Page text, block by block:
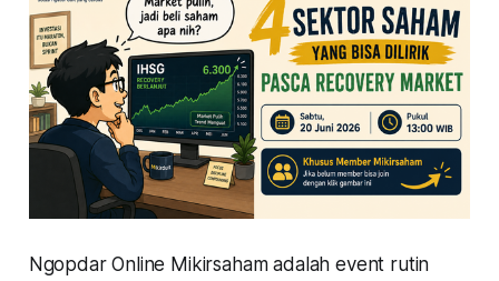
Ngopdar Online Mikirsaham adalah event rutin